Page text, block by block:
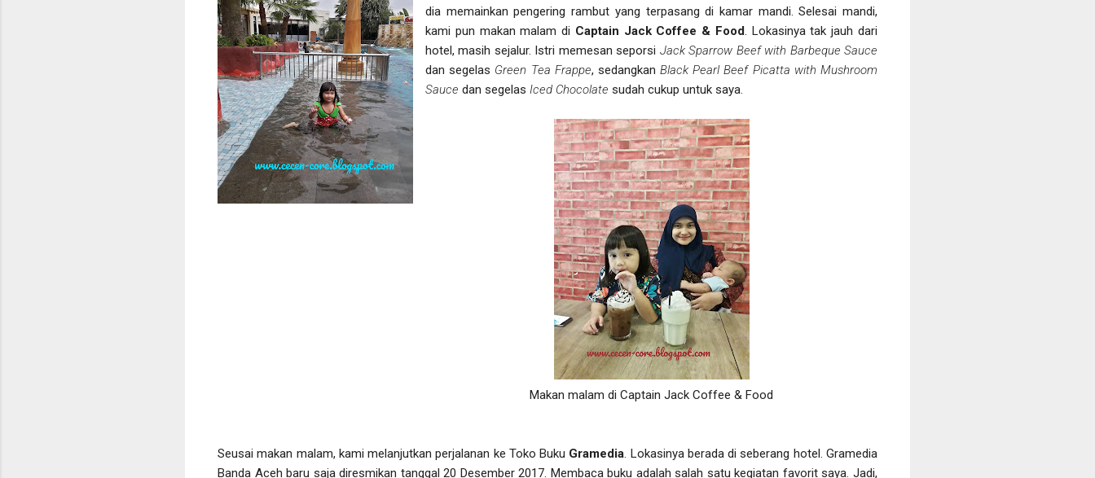
dia memainkan pengering rambut yang terpasang di kamar mandi. Selesai mandi,
kami pun makan malam di Captain Jack Coffee & Food. Lokasinya tak jauh dari
hotel, masih sejalur. Istri memesan seporsi Jack Sparrow Beef with Barbeque Sauce
dan segelas Green Tea Frappe, sedangkanBlack Pearl Beef Picatta with Mushroom
Sauce dan segelas Iced Chocolate sudah cukup untuk saya.
Makan malam di Captain Jack Coffee & Food
Seusai makan malam, kami melanjutkan perjalanan ke Toko Buku Gramedia . Lokasinya berada di seberang hotel. Gramedia
Banda Aceh baru saja diresmikan tanggal 20 Desember 2017. Membaca buku adalah salah satu kegiatan favorit saya. Jadi,